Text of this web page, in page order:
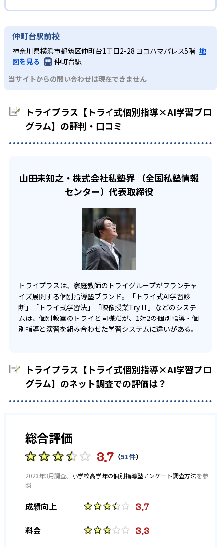
トライ式AI学習診断は、膨大な学習データに基づいてい
る。トライ式AI学習診断により、3年分の全単元の理解度を
1教科10分で分析可能。理解度に合わせた効率的な学習を実
現。
03
AI学習プログラムで一人ひとりに進度を合わせ
る
AI学習プログラムは教科書や授業進度に完全対応。一人ひ
とりに合わせた学習カリキュラムを作成してくれる。ま
た、テスト頻出問題の対策を生徒の理解度に合わせて行え
る。
トライプラスはAI学習診断により苦手を分析できる。ま
た、AI学習プログラムにて一人ひとりに合った学習カリキ
ュラムが作成される。自分の理解度に合わせて進められ
できる。この結果を基に、講師が生徒の現状を常に把握
し、最短距離で成果が上がるための学習プランを立ててく
れる。
高校生
高校生コースでは、早期に志望校や志望学部を決める。志
望校合格に向けて的確な学習を進める。教科書や授業進度
た勉強が可能。映像学習サービス「Try IT」も利用でき、隙
間時間の勉強や、苦手単元の復習など、自主学習の質も高
しながら個別指導が進められる。
また、映像授業「Try IT」を使用することで、講師がいなく
ても苦手対策ができたり、自分で学習を進めたりすること
ができる。1人の生徒に対して、講師以外に教室長が生徒に
関わってくれる体制も整っていて、技術の面でも人の面で
どんなデメリットがある？
生までいることである。幅広い生徒層に対して、講師が対
応しきれない、または適切な講師の数が少ない可能性もあ
ム】の合格実績は？
が、教室によっては個別の教室の公式サイトに記載してい
るので確認できる。記載がない場合、志望校への実績があ
るかどうかは通う予定の教室に問い合わせたい。
仲町台駅前校
神奈川県横浜市都筑区仲町台1丁目2-28 ヨコハマパレス5階 地
図を見る
仲町台駅
当サイトからの問い合わせは現在できません
トライプラス【トライ式個別指導×AI学習プロ
グラム】の評判・口コミ
山田未知之・株式会社私塾界 （全国私塾情報
センター）代表取締役
トライプラスは、家庭教師のトライグループがフランチャ
イズ展開する個別指導塾ブランド。「トライ式AI学習診
断」「トライ式学習法」「映像授業Try IT」などのシステ
ムは、個別教室のトライと同様だが、1対2の個別指導・個
別指導と演習を組み合わせた学習システムに違いがある。
トライプラス【トライ式個別指導×AI学習プロ
グラム】のネット調査での評価は？
総合評価
3.7 （51件）
2023年3月調査。 小学校高学年の個別指導塾アンケート調査方法を参
照
成績向上 3.7
料金 3.3